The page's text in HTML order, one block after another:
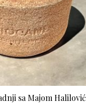
sa Majom Halilović